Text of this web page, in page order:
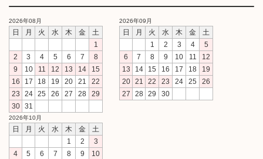
2026年08月
日 月 火 水 木 金
土
1
2
3 4 5 6 7
8
9
10 11 12 13 14
15
16
17 18 19 20 21
22
23
24 25 26 27 28
29
30
31
2026年09月
日 月 火 水 木 金
土
1
2 3 4
5
6
7 8 9 10 11
12
13
14 15 16 17 18
19
20
21 22 23 24 25
26
27
28 29 30
2026年10月
日 月 火 水 木 金
土
1
2
3
4
5 6 7 8 9 10